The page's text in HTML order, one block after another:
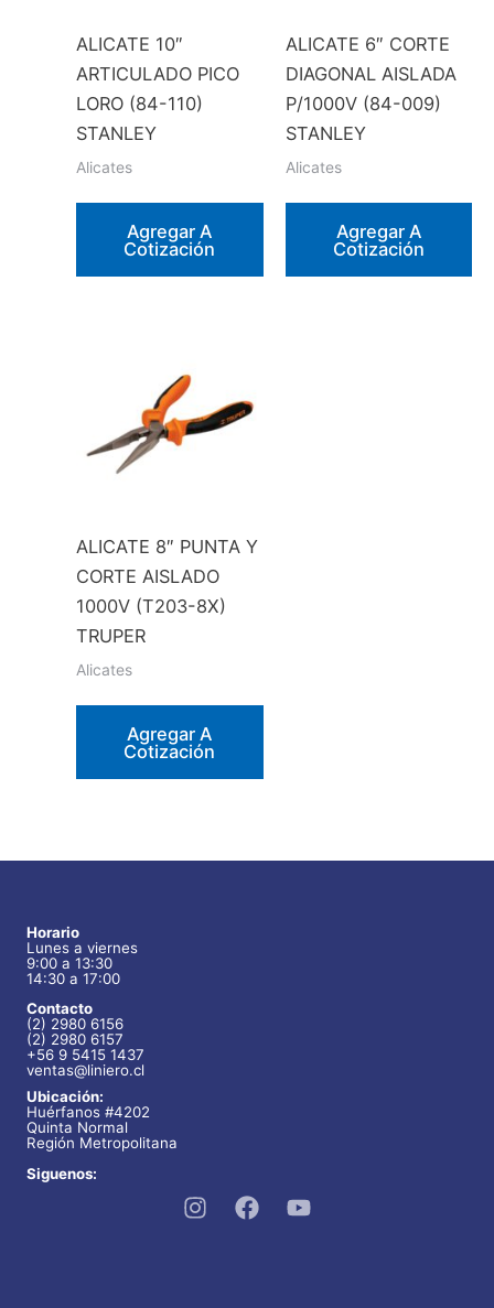
ALICATE 10″
ARTICULADO PICO
LORO (84-110)
STANLEY
Alicates
Agregar A
Cotización
ALICATE 6″ CORTE
DIAGONAL AISLADA
P/1000V (84-009)
STANLEY
Alicates
Agregar A
Cotización
ALICATE 8″ PUNTA Y
CORTE AISLADO
1000V (T203-8X)
TRUPER
Alicates
Agregar A
Cotización
Horario
Lunes a viernes
9:00 a 13:30
14:30 a 17:00
Contacto
(2) 2980 6156
(2) 2980 6157
+56 9 5415 1437
ventas@liniero.cl
Ubicación:
Huérfanos #4202
Quinta Normal
Región Metropolitana
Siguenos: